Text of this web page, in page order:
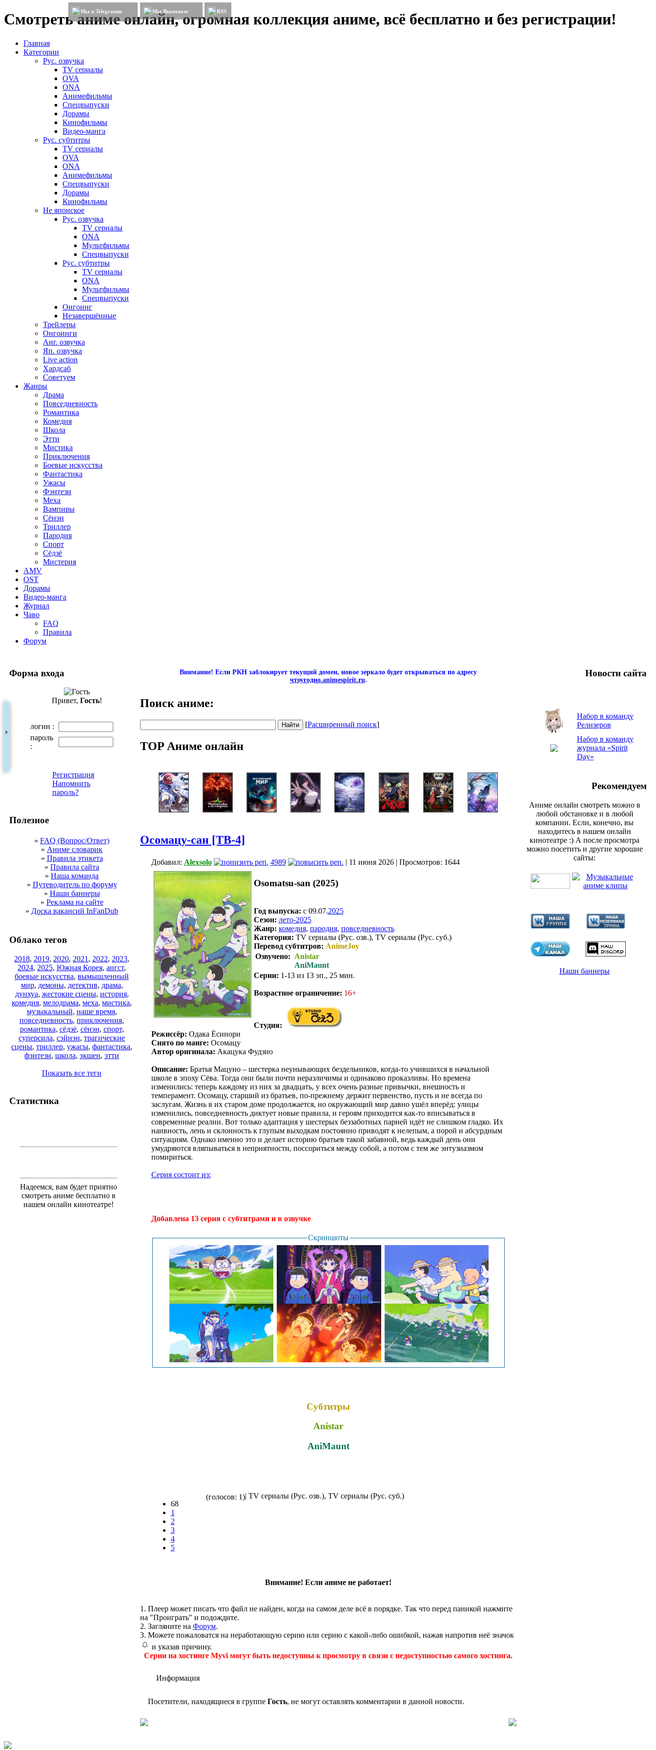
Смотреть аниме онлайн, огромная коллекция аниме, всё бесплатно и без регистрации!
Мы в Telegramm Мы Вконтакте RSS
Главная
Категории
Рус. озвучка
TV сериалы
OVA
ONA
Анимефильмы
Спецвыпуски
Дорамы
Кинофильмы
Видео-манга
Рус. субтитры
TV сериалы
OVA
ONA
Анимефильмы
Спецвыпуски
Дорамы
Кинофильмы
Не японское
Рус. озвучка
TV сериалы
ONA
Мультфильмы
Спецвыпуски
Рус. субтитры
TV сериалы
ONA
Мультфильмы
Спецвыпуски
Онгоинг
Незавершённые
Трейлеры
Онгоинги
Анг. озвучка
Яп. озвучка
Live action
Хардсаб
Советуем
Жанры
Драма
Повседневность
Романтика
Комедия
Школа
Этти
Мистика
Приключения
Боевые искусства
Фантастика
Ужасы
Фэнтези
Меха
Вампиры
Сёнэн
Триллер
Пародия
Спорт
Сёдзё
Мистерия
AMV
OST
Дорамы
Видео-манга
Журнал
Чаво
FAQ
Правила
Форум
Форма входа
Привет, Гость!
логин :
пароль
:
Регистрация
Напомнить
пароль?
Полезное
» FAQ (Вопрос/Ответ)
» Аниме словарик
» Правила этикета
» Правила сайта
» Наша команда
» Путеводитель по форуму
» Наши баннеры
» Реклама на сайте
» Доска вакансий InFanDub
Облако тегов
2018, 2019, 2020, 2021 , 2022, 2023,
2024, 2025, Южная Корея, ангст,
боевые искусства, вымышленный
мир, демоны, детектив, драма,
дунхуа, жестокие сцены, история,
комедия, мелодрама, меха, мистика,
музыкальный, наше время,
повседневность, приключения,
романтика, сёдзё, сёнэн, спорт,
суперсила, сэйнэн, трагические
сцены, триллер, ужасы, фантастика,
фэнтези, школа, экшен, этти
Показать все теги
Статистика
Надеемся, вам будет приятно
смотреть аниме бесплатно в
нашем онлайн кинотеатре!
Внимание! Если РКН заблокирует текущий домен, новое зеркало будет открываться по адресу
чтоугодно.animespirit.ru.
Поиск аниме:
[Расширенный поиск]
TOP Аниме онлайн
Осомацу-сан [ТВ-4]
Добавил: Alexsolo 4989 | 11 июня 2026 | Просмотров: 1644
Osomatsu-san (2025)
Год выпуска: c 09.07.2025
Сезон: лето-2025
Жанр: комедия, пародия, повседневность
Категория: TV сериалы (Рус. озв.), TV сериалы (Рус. суб.)
Перевод субтитров: AnimeJoy
Озвучено: Anistar
AniMaunt
Серии: 1-13 из 13 эп., 25 мин.
Возрастное ограничение: 16+
Студия:
Режиссёр: Одака Ёсинори
Снято по манге: Осомацу
Автор оригинала: Акацука Фудзио
Описание: Братья Мацуно – шестерка неунывающих бездельников, когда-то учившихся в начальной
школе в эпоху Сёва. Тогда они были почти неразличимы и одинаково проказливы. Но времена
изменились: теперь каждому из них за двадцать, у всех очень разные привычки, внешность и
темперамент. Осомацу, старший из братьев, по-прежнему держит первенство, пусть и не всегда по
заслугам. Жизнь в их старом доме продолжается, но окружающий мир давно ушёл вперёд: улицы
изменились, повседневность диктует новые правила, и героям приходится как-то вписываться в
современные реалии. Вот только адаптация у шестерых беззаботных парней идёт не слишком гладко. Их
наивность, лень и склонность к глупым выходкам постоянно приводят к нелепым, а порой и абсурдным
ситуациям. Однако именно это и делает историю братьев такой забавной, ведь каждый день они
умудряются вляпываться в неприятности, поссориться между собой, а потом с тем же энтузиазмом
помириться.
Серия состоит из:
Добавлена 13 серия с субтитрами и в озвучке
Скриншоты
Субтитры
Anistar
AniMaunt
68
1
2
3
4
5
(голосов: 1)| TV сериалы (Рус. озв.), TV сериалы (Рус. суб.)
Внимание! Если аниме не работает!
1. Плеер может писать что файл не найден, когда на самом деле всё в порядке. Так что перед паникой нажмите
на "Проиграть" и подождите.
2. Загляните на Форум.
3. Можете пожаловатся на неработающую серию или серию с какой-либо ошибкой, нажав напротив неё значок
и указав причину.
Серии на хостинге Myvi могут быть недоступны к просмотру в связи с недоступностью самого хостинга.
Информация
Посетители, находящиеся в группе Гость, не могут оставлять комментарии в данной новости.
Новости сайта
Набор в команду
Релизеров
Набор в команду
журнала «Spirit
Day»
Рекомендуем
Аниме онлайн смотреть можно в
любой обстановке и в любой
компании. Если, конечно, вы
находитесь в нашем онлайн
кинотеатре :) А после просмотра
можно посетить и другие хорошие
сайты:
Наши баннеры